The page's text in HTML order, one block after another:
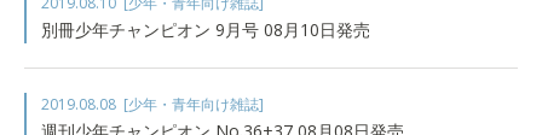
別冊少年チャンピオン 9月号 08月10日発売
2019.08.08 [少年・青年向け雑誌]